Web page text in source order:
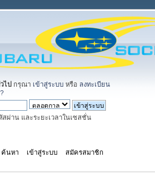
ไป กรุณา เข้าสู่ระบบ หรือ ลงทะเบียน
ผ่าน และระยะเวลาในเซสชั่น
ค้นหา เข้าสู่ระบบ สมัครสมาชิก